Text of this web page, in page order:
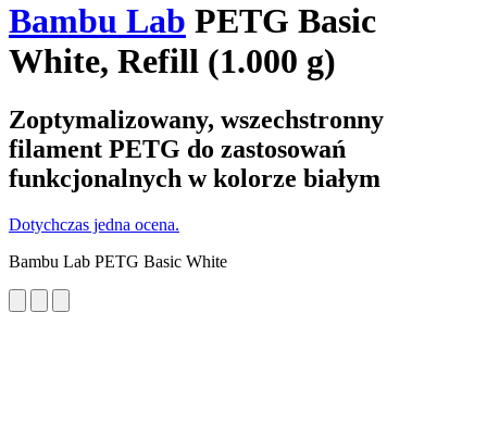
Bambu Lab PETG Basic
White, Refill (1.000 g)
Zoptymalizowany, wszechstronny
filament PETG do zastosowań
funkcjonalnych w kolorze białym
Dotychczas jedna ocena.
Bambu Lab PETG Basic White